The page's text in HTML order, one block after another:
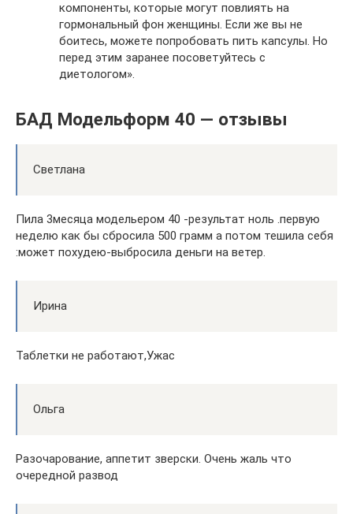
компоненты, которые могут повлиять на
гормональный фон женщины. Если же вы не
боитесь, можете попробовать пить капсулы. Но
перед этим заранее посоветуйтесь с
диетологом».
БАД Модельформ 40 — отзывы
Светлана
Пила 3месяца модельером 40 -результат ноль .первую
неделю как бы сбросила 500 грамм а потом тешила себя
:может похудею-выбросила деньги на ветер.
Ирина
Таблетки не работают,Ужас
Ольга
Разочарование, аппетит зверски. Очень жаль что
очередной развод